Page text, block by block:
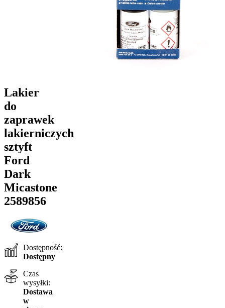
Lakier
do
zaprawek
lakierniczych
sztyft
Ford
Dark
Micastone
2589856
Dostępność:
Dostępny
Czas
wysyłki:
Dostawa
w